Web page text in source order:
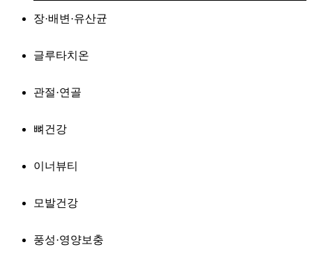
장·배변·유산균
글루타치온
관절·연골
뼈건강
이너뷰티
모발건강
풍성·영양보충